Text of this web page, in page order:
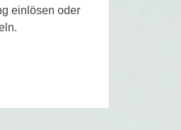
einlösen oder